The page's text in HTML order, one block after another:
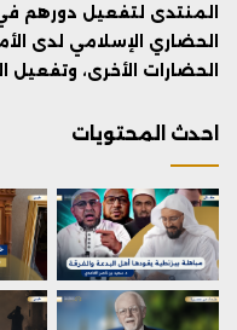
المنتدى لتفعيل دورهم
الحضاري الإسلامي لدى
الحضارات الأخرى، وتفعيل
احدث المحتويات